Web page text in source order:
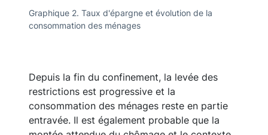
Graphique 2. Taux d'épargne et évolution de la
consommation des ménages